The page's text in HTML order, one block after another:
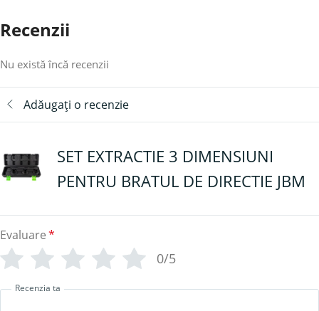
Recenzii
Nu există încă recenzii
Adăugați o recenzie
SET EXTRACTIE 3 DIMENSIUNI
PENTRU BRATUL DE DIRECTIE JBM
Evaluare*
0/5
Recenzia ta